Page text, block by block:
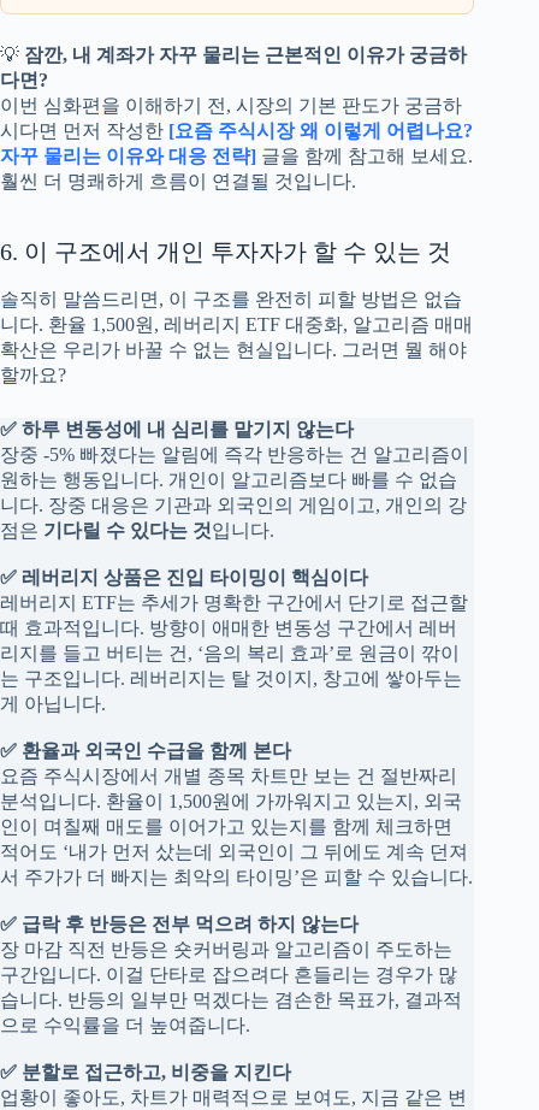
💡 잠깐, 내 계좌가 자꾸 물리는 근본적인 이유가 궁금하
다면?
이번 심화편을 이해하기 전, 시장의 기본 판도가 궁금하
시다면 먼저 작성한 [요즘 주식시장 왜 이렇게 어렵나요?
자꾸 물리는 이유와 대응 전략] 글을 함께 참고해 보세요.
훨씬 더 명쾌하게 흐름이 연결될 것입니다.
6. 이 구조에서 개인 투자자가 할 수 있는 것
솔직히 말씀드리면, 이 구조를 완전히 피할 방법은 없습
니다. 환율 1,500원, 레버리지 ETF 대중화, 알고리즘 매매
확산은 우리가 바꿀 수 없는 현실입니다. 그러면 뭘 해야
할까요?
✅ 하루 변동성에 내 심리를 맡기지 않는다
장중 -5% 빠졌다는 알림에 즉각 반응하는 건 알고리즘이
원하는 행동입니다. 개인이 알고리즘보다 빠를 수 없습
니다. 장중 대응은 기관과 외국인의 게임이고, 개인의 강
점은 기다릴 수 있다는 것입니다.
✅ 레버리지 상품은 진입 타이밍이 핵심이다
레버리지 ETF는 추세가 명확한 구간에서 단기로 접근할
때 효과적입니다. 방향이 애매한 변동성 구간에서 레버
리지를 들고 버티는 건, ‘음의 복리 효과’로 원금이 깎이
는 구조입니다. 레버리지는 탈 것이지, 창고에 쌓아두는
게 아닙니다.
✅ 환율과 외국인 수급을 함께 본다
요즘 주식시장에서 개별 종목 차트만 보는 건 절반짜리
분석입니다. 환율이 1,500원에 가까워지고 있는지, 외국
인이 며칠째 매도를 이어가고 있는지를 함께 체크하면
적어도 ‘내가 먼저 샀는데 외국인이 그 뒤에도 계속 던져
서 주가가 더 빠지는 최악의 타이밍’은 피할 수 있습니다.
✅ 급락 후 반등은 전부 먹으려 하지 않는다
장 마감 직전 반등은 숏커버링과 알고리즘이 주도하는
구간입니다. 이걸 단타로 잡으려다 흔들리는 경우가 많
습니다. 반등의 일부만 먹겠다는 겸손한 목표가, 결과적
으로 수익률을 더 높여줍니다.
✅ 분할로 접근하고, 비중을 지킨다
업황이 좋아도, 차트가 매력적으로 보여도, 지금 같은 변